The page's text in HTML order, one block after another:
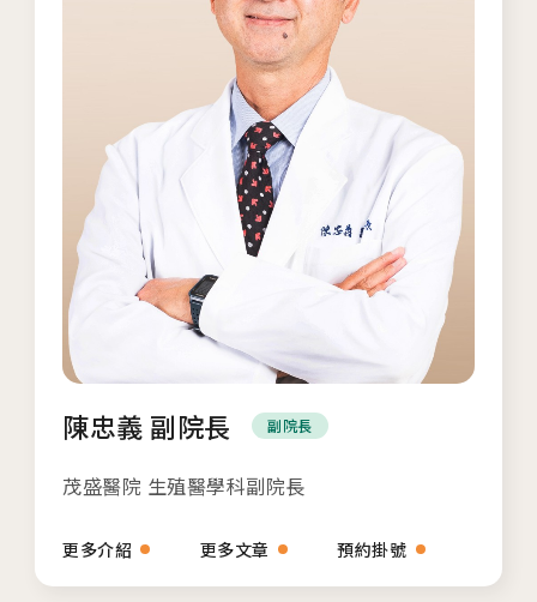
陳忠義 副院長 副院長
茂盛醫院 生殖醫學科副院長
更多介紹 更多文章 預約掛號